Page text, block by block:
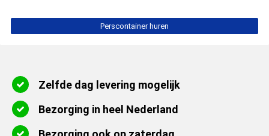
Perscontainer huren
Zelfde dag levering mogelijk
Bezorging in heel Nederland